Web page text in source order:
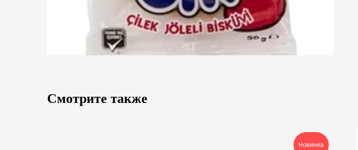
Смотрите также
Новинка